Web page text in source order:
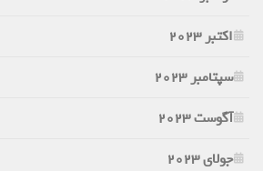
اکتبر 2023
سپتامبر 2023
آگوست 2023
جولای 2023